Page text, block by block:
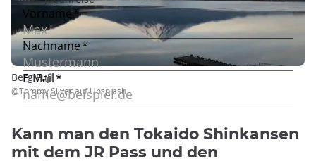
Berg Fuji
@Tommy Silver auf Unsplash
Kann man den Tokaido Shinkansen
mit dem JR Pass und den